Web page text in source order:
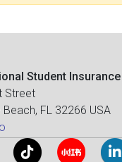
Student Insurance
Street
Beach, FL 32266 USA